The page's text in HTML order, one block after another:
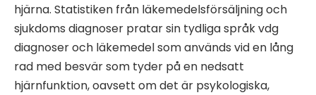
hjärna. Statistiken från läkemedelsförsäljning och
sjukdoms diagnoser pratar sin tydliga språk vdg
diagnoser och läkemedel som används vid en lång
rad med besvär som tyder på en nedsatt
hjärnfunktion, oavsett om det är psykologiska,